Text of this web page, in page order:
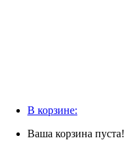
В корзине:
Ваша корзина пуста!